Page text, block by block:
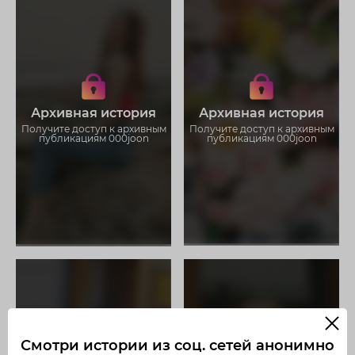
Архивная история
Получите доступ к архивным
публикациям 000joon
Получите доступ к архивным
историям 000joon
Не отвлекайтесь на рекламу
Загружайте истории без
ограничений
Архивная история
Получите доступ к архивным
публикациям 000joon
Получите доступ к архивным
историям 000joon
Не отвлекайтесь на рекламу
Загружайте истории без
ограничений
Смотри истории из соц. сетей анонимно